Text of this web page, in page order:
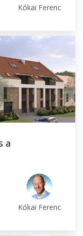
Kókai Ferenc
a
Kókai Ferenc